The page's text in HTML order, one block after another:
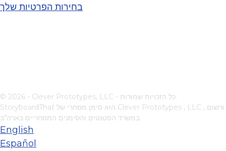
בחירות הפרטיות שלך
© 2026 - Clever Prototypes, LLC - כל הזכויות שמורות.
Clever Prototypes , LLC , ורשום
במשרד הפטנטים והסימנים המסחריים בארה"ב
English
Español